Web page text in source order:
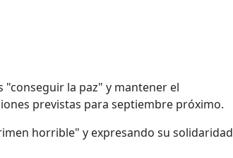
la paz" y mantener el
previstas para septiembre próximo.
horrible" y expresando su solidaridad